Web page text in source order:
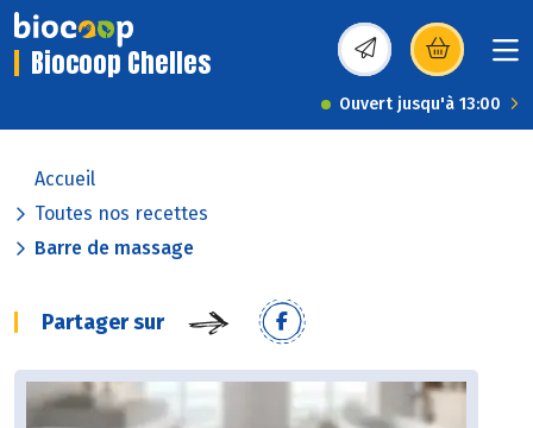
Biocoop Chelles (s’ouvre dans une
Ouvert jusqu'à 13:00
Accueil
Toutes nos recettes
Barre de massage
Partager sur